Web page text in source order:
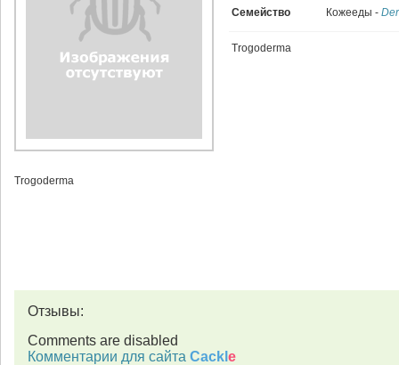
Семейство
Кожееды -
Trogoderma
Trogoderma
Отзывы:
Comments are disabled
Комментарии для сайта Cackl e